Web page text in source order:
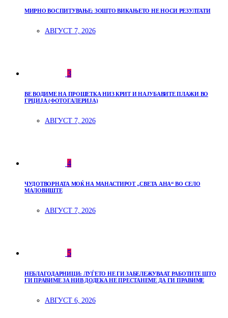
МИРНО ВОСПИТУВАЊЕ: ЗОШТО ВИКАЊЕТО НЕ НОСИ РЕЗУЛТАТИ
АВГУСТ 7, 2026
3
ВЕ ВОДИМЕ НА ПРОШЕТКА НИЗ КРИТ И НАЈУБАВИТЕ ПЛАЖИ ВО
ГРЦИЈА (ФОТОГАЛЕРИЈА)
АВГУСТ 7, 2026
4
ЧУДОТВОРНАТА МОЌ НА МАНАСТИРОТ „СВЕТА АНА“ ВО СЕЛО
МАЛОВИШТЕ
АВГУСТ 7, 2026
5
НЕБЛАГОДАРНИЦИ: ЛУЃЕТО НЕ ГИ ЗАБЕЛЕЖУВААТ РАБОТИТЕ ШТО
ГИ ПРАВИМЕ ЗА НИВ ДОДЕКА НЕ ПРЕСТАНЕМЕ ДА ГИ ПРАВИМЕ
АВГУСТ 6, 2026